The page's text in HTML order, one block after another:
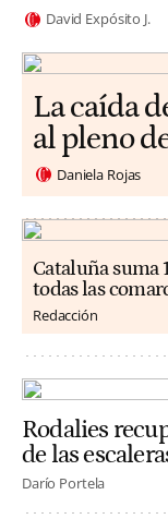
David Expósito J.
La caída
al pleno
Daniela Rojas
Cataluña suma
todas las
Redacción
Rodalies
de las
Darío Portela